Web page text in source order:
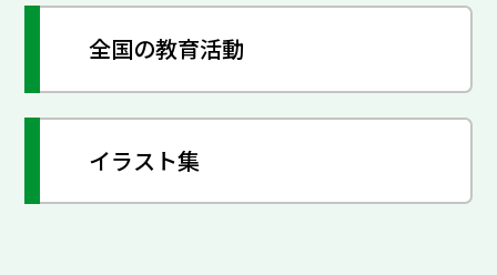
全国の教育活動
イラスト集